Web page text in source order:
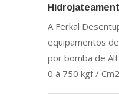
A Ferkal
equipamentos
por bomba de
0 à 750 kgf / Cm2